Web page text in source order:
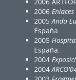
2006 Enlaces
2005Anda-
España.
2005
España.
2004
2004